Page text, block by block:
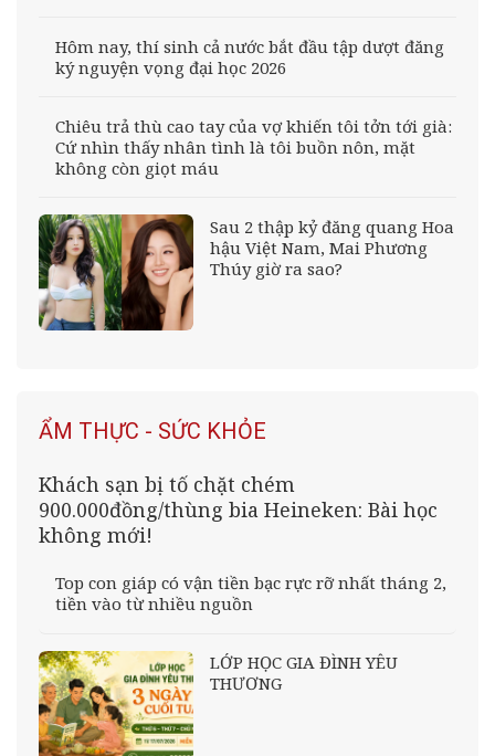
Hôm nay, thí sinh cả nước bắt đầu tập dượt đăng
ký nguyện vọng đại học 2026
Chiêu trả thù cao tay của vợ khiến tôi tởn tới già:
Cứ nhìn thấy nhân tình là tôi buồn nôn, mặt
không còn giọt máu
Sau 2 thập kỷ đăng quang Hoa
hậu Việt Nam, Mai Phương
Thúy giờ ra sao?
ẨM THỰC - SỨC KHỎE
Khách sạn bị tố chặt chém
900.000đồng/thùng bia Heineken: Bài học
không mới!
Top con giáp có vận tiền bạc rực rỡ nhất tháng 2,
tiền vào từ nhiều nguồn
LỚP HỌC GIA ĐÌNH YÊU
THƯƠNG